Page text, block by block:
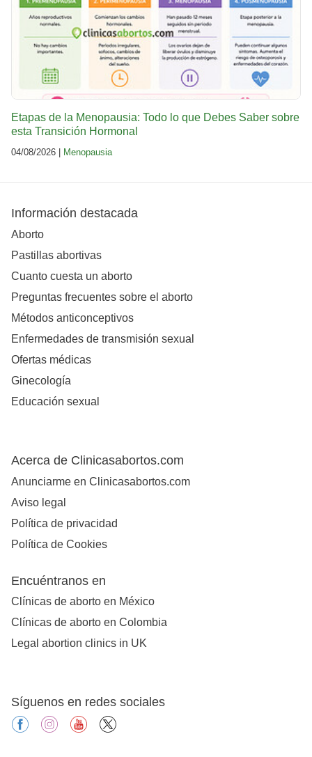
Etapas de la Menopausia: Todo lo que Debes Saber sobre
esta Transición Hormonal
04/08/2026 | Menopausia
Información destacada
Aborto
Pastillas abortivas
Cuanto cuesta un aborto
Preguntas frecuentes sobre el aborto
Métodos anticonceptivos
Enfermedades de transmisión sexual
Ofertas médicas
Ginecología
Educación sexual
Acerca de Clinicasabortos.com
Anunciarme en Clinicasabortos.com
Aviso legal
Política de privacidad
Política de Cookies
Encuéntranos en
Clínicas de aborto en México
Clínicas de aborto en Colombia
Legal abortion clinics in UK
Síguenos en redes sociales
facebookinstagramyoutube